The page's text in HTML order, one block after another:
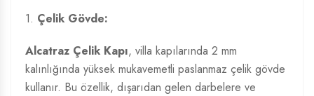
1. Çelik Gövde:
Alcatraz Çelik Kapı, villa kapılarında 2 mm
kalınlığında yüksek mukavemetli paslanmaz çelik gövde
kullanır. Bu özellik, dışarıdan gelen darbelere ve